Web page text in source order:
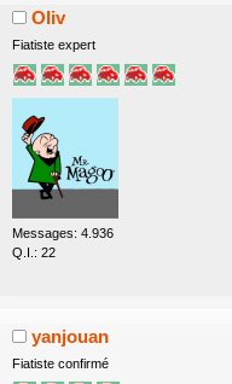
Oliv
Fiatiste expert
Messages: 4.936
Q.I.: 22
yanjouan
Fiatiste confirmé